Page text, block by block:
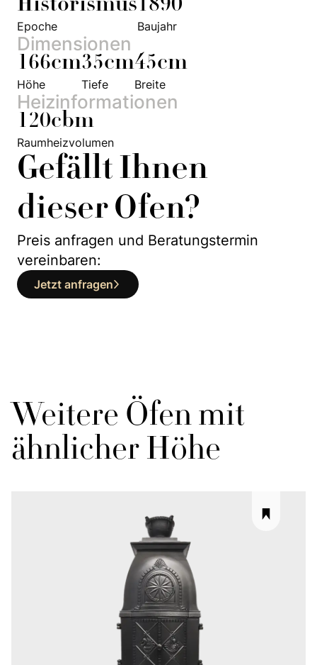
Historismus
Epoche
1890
Baujahr
Dimensionen
166cm
Höhe
35cm
Tiefe
45cm
Breite
Heizinformationen
120cbm
Raumheizvolumen
Gefällt Ihnen
dieser Ofen?
Preis anfragen und Beratungstermin
vereinbaren:
Jetzt anfragen
Weitere Öfen mit
ähnlicher Höhe